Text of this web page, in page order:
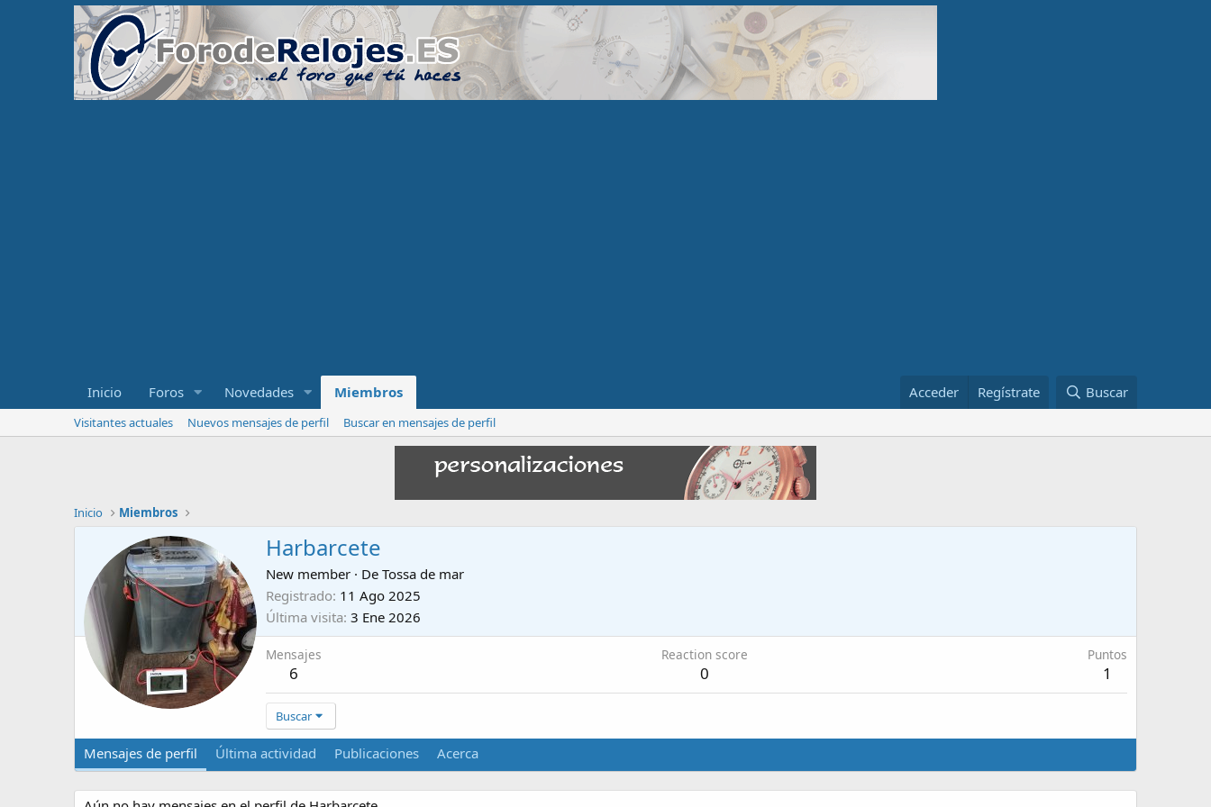
Inicio Foros Novedades Miembros Acceder Regístrate Buscar
Visitantes actuales Nuevos mensajes de perfil Buscar en mensajes de perfil
Inicio Miembros
Harbarcete
New member · De Tossa de mar
Registrado 11 Ago 2025
Última visita 3 Ene 2026
Mensajes
6
Reaction score
0
Puntos
1
Buscar
Mensajes de perfil Última actividad Publicaciones Acerca